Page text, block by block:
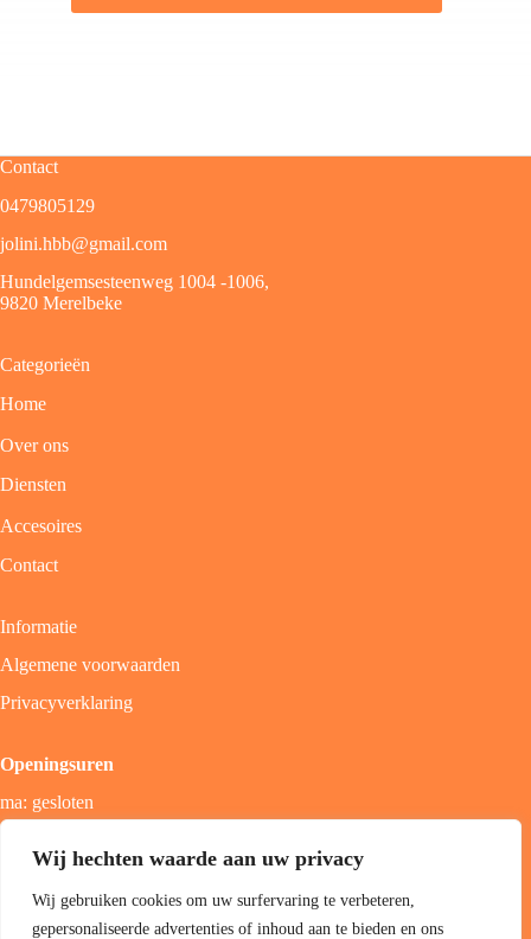
Wij hechten waarde aan uw privacy
Wij gebruiken cookies om uw surfervaring te verbeteren,
gepersonaliseerde advertenties of inhoud aan te bieden en ons
Contact
0479805129
jolini.hbb@gmail.com
Hundelgemsesteenweg 1004 -1006,
9820 Merelbeke
Categorieën
Home
Over ons
Diensten
Accesoires
Contact
Informatie
Algemene voorwaarden
Privacyverklaring
Openingsuren
ma: gesloten
zon; gesloten